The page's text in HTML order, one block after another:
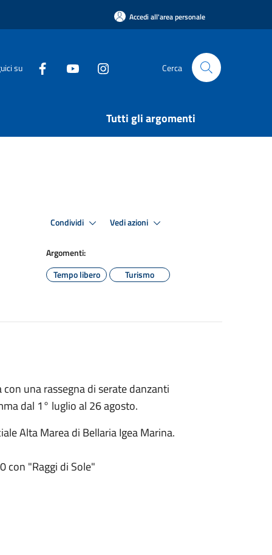
Accedi all'area personale
su Cerca
Tutti gli argomenti
Condividi Vedi azioni
Argomenti:
Tempo libero
Turismo
una rassegna di serate danzanti
dal 1° luglio al 26 agosto.
Alta Marea di Bellaria Igea Marina.
con "Raggi di Sole"